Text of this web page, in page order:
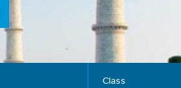
Class